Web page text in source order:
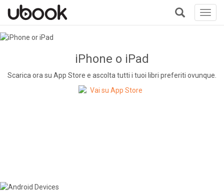
iPhone o iPad
Scarica ora su App Store e ascolta tutti i tuoi libri preferiti ovunque.